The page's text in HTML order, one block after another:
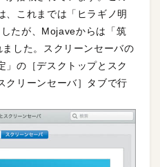
、これまでは「ヒラギノ明
たが、Mojaveからは「筑
した。スクリーンセーバの
」の［デスクトップとスク
クリーンセーバ］タブで行